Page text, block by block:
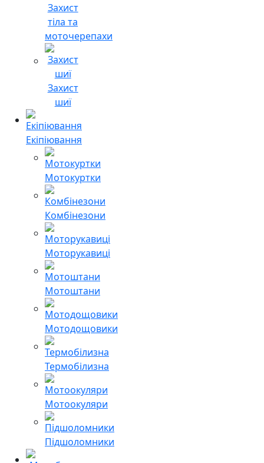
Захист
тіла та
моточерепахи
Захист
шиї
Екіпіювання
Мотокуртки
Комбінезони
Моторукавиці
Мотоштани
Мотодощовики
Термобілизна
Мотоокуляри
Підшоломники